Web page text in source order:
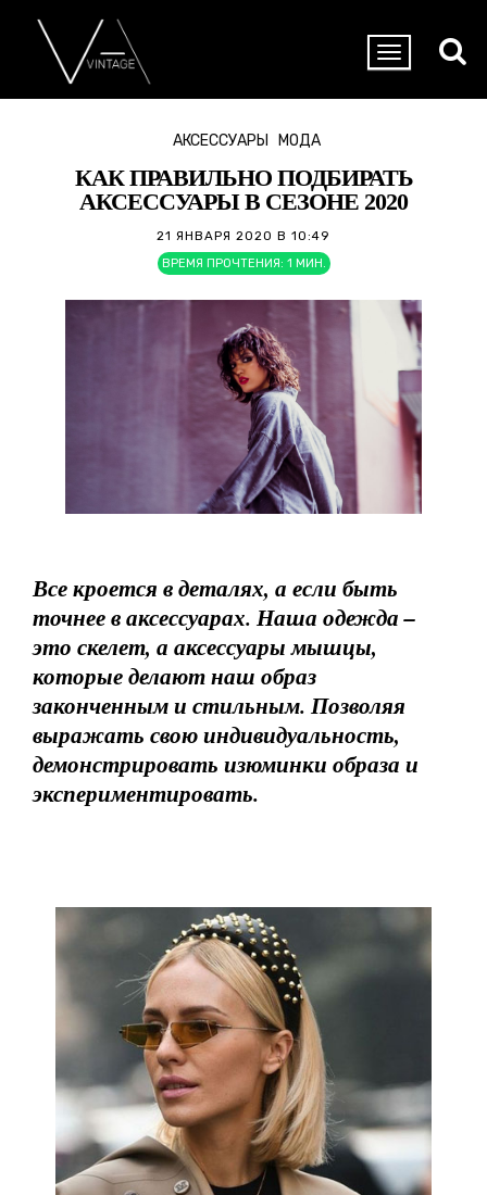
АКСЕССУАРЫ МОДА
КАК ПРАВИЛЬНО ПОДБИРАТЬ
АКСЕССУАРЫ В СЕЗОНЕ 2020
21 ЯНВАРЯ 2020 В 10:49
ВРЕМЯ ПРОЧТЕНИЯ: 1 МИН.
Все кроется в деталях, а если быть
точнее в аксессуарах. Наша одежда –
это скелет, а аксессуары мышцы,
которые делают наш образ
законченным и стильным. Позволяя
выражать свою индивидуальность,
демонстрировать изюминки образа и
экспериментировать.